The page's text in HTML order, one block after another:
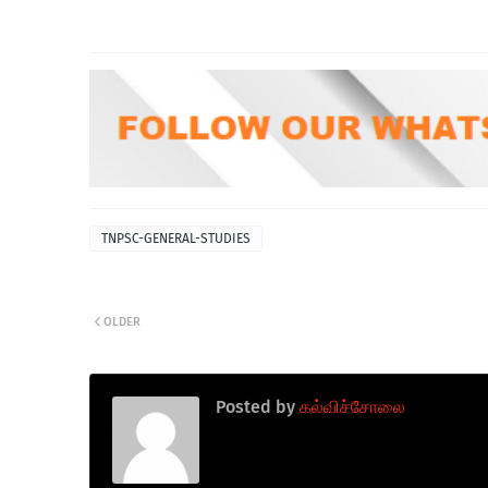
TNPSC-GENERAL-STUDIES
OLDER
Posted by கல்விச்சோலை